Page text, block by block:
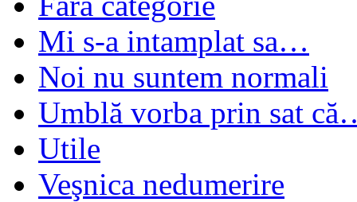
Mi s-a intamplat sa…
Noi nu suntem normali
Umblă vorba prin sat
Utile
Veşnica nedumerire